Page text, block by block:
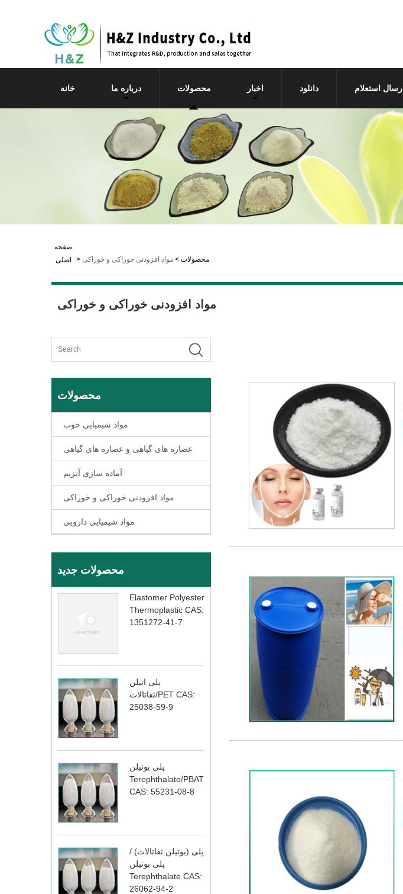
خانه درباره ما محصولات اخبار دانلود ارسال استعلام
صفحه
اصلی
> محصولات > مواد افزودنی خوراکی و خوراکی
مواد افزودنی خوراکی و خوراکی
محصولات
مواد شیمیایی خوب
عصاره های گیاهی و عصاره های گیاهی
آماده سازی آنزیم
مواد افزودنی خوراکی و خوراکی
مواد شیمیایی دارویی
محصولات جدید
Elastomer Polyester
Thermoplastic CAS:
1351272-41-7
پلی اتیلن
تفاتالات/PET CAS:
25038-59-9
پلی بوتیلن
Terephthalate/PBAT
CAS: 55231-08-8
پلی (بوتیلن تفاتالات) /
پلی بوتیلن
Terephthalate CAS:
26062-94-2